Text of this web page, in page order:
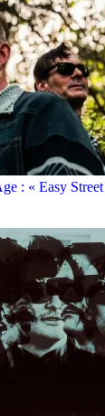
: « Easy